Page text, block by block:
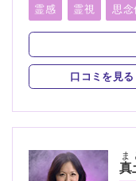
宝、子供、育児、教
職、天職、転職、適
運、引越し、開運、
勢、過去、未来、将
ペット、霊障、カル
霊感 霊視 思念
後世 来世 守護
スピリチュアルカウ
除霊 浄霊 浄化
写真供養 水子供
口コミを見る
真
ま